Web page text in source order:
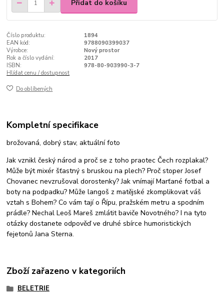
Přidat do košíku
Číslo produktu:
1894
EAN kód:
9788090399037
Výrobce:
Nový prostor
Rok a číslo vydání:
2017
ISBN:
978-80-903990-3-7
Hlídat cenu / dostupnost
Do oblíbených
Kompletní specifikace
brožovaná, dobrý stav, aktuální foto
Jak vznikl český národ a proč se z toho praotec Čech rozplakal?
Může být mixér šťastný s bruskou na plech? Proč stoper Josef
Chovanec nevzrušoval dorostenky? Jak vnímají Marťané fotbal a
boty na podpadku? Může langoš z matějské zkomplikovat váš
vztah s Bohem? Co vám tají o Řípu, pražském metru a spodním
prádle? Nechal Leoš Mareš zmlátit baviče Novotného? I na tyto
otázky dostanete odpověď ve druhé sbírce humoristických
fejetonů Jana Sterna.
Zboží zařazeno v kategoriích
BELETRIE